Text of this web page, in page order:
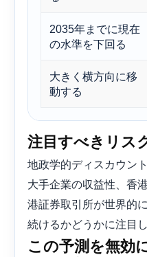
2035年までに現在
の水準を下回る
大きく横方向に移
動する
注目すべきリス
地政学的ディスカウン
大手企業の収益性、香
港証券取引所が世界的
続けるかどうかに注目
この予測を無効